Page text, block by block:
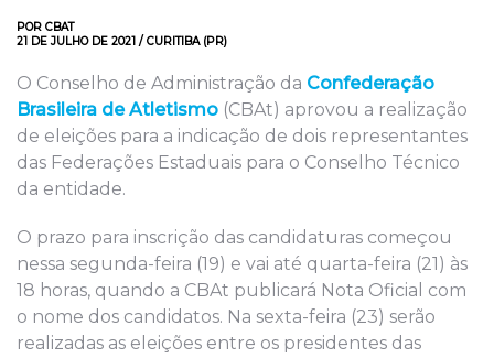
POR CBAT
21 DE JULHO DE 2021 / CURITIBA (PR)
O Conselho de Administração da Confederação
Brasileira de Atletismo (CBAt) aprovou a realização
de eleições para a indicação de dois representantes
das Federações Estaduais para o Conselho Técnico
da entidade.
O prazo para inscrição das candidaturas começou
nessa segunda-feira (19) e vai até quarta-feira (21) às
18 horas, quando a CBAt publicará Nota Oficial com
o nome dos candidatos. Na sexta-feira (23) serão
realizadas as eleições entre os presidentes das